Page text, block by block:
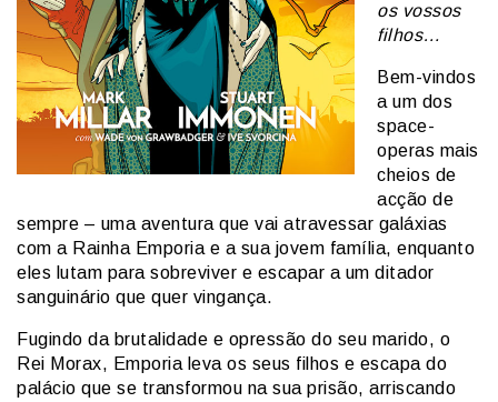
os vossos
filhos…
Bem-vindos
a um dos
space-
operas mais
cheios de
acção de
sempre – uma aventura que vai atravessar galáxias
com a Rainha Emporia e a sua jovem família, enquanto
eles lutam para sobreviver e escapar a um ditador
sanguinário que quer vingança.
Fugindo da brutalidade e opressão do seu marido, o
Rei Morax, Emporia leva os seus filhos e escapa do
palácio que se transformou na sua prisão, arriscando